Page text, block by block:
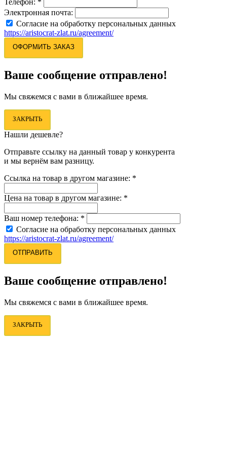
Электронная почта:
Согласие на обработку персональных данных
https://aristocrat-zlat.ru/agreement/
ОФОРМИТЬ ЗАКАЗ
Ваше сообщение отправлено!
Мы свяжемся с вами в ближайшее время.
ЗАКРЫТЬ
Нашли дешевле?
Отправьте ссылку на данный товар у конкурента
и мы вернём вам разницу.
Ссылка на товар в другом магазине: *
Цена на товар в другом магазине: *
Ваш номер телефона: *
Согласие на обработку персональных данных
https://aristocrat-zlat.ru/agreement/
ОТПРАВИТЬ
Ваше сообщение отправлено!
Мы свяжемся с вами в ближайшее время.
ЗАКРЫТЬ